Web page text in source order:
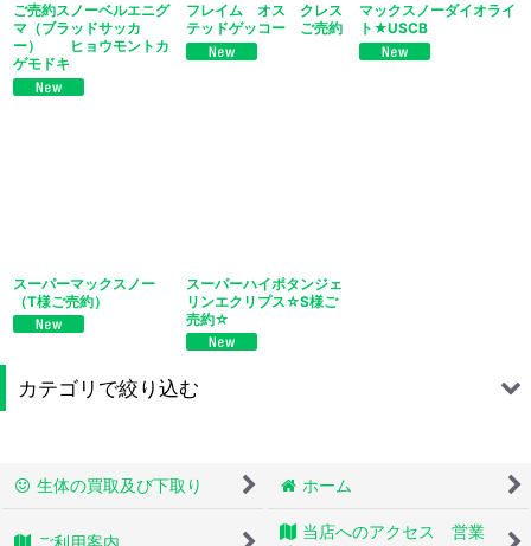
ご売約スノーベルエニグ
マ（ブラッドサッカ
ー） ヒョウモントカ
ゲモドキ
フレイム オス クレス
テッドゲッコー ご売約
マックスノーダイオライ
ト★USCB
スーパーマックスノー
（T様ご売約）
スーパーハイポタンジェ
リンエクリプス☆S様ご
売約☆
カテゴリで絞り込む
生体の買取及び下取り ホーム
ご利用案内
当店へのアクセス 営業